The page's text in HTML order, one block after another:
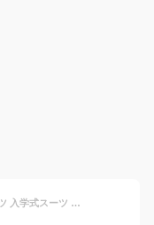
◆楽天1位★新色追加★フォーマルスーツ 入学式スーツ 入学式 スーツ 卒業式服 チェックスカート 春秋ブレザー シャツ 女の子 男の子 学生服/女子学生制服/制服/高校生制服/卒園式/卒業式/発表会 コスプレ制服 大きいサイズ